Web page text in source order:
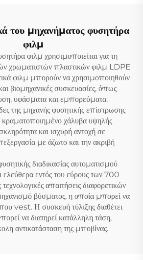
του μηχανήματος φυσητήρα
φιλμ
φιλμ χρησιμοποιείται για τη
χρωματιστών πλαστικών φιλμ LDPE
φιλμ μπορούν να χρησιμοποιηθούν
βιομηχανικές συσκευασίες, όπως
υφάσματα και εμπορεύματα.
της μηχανής φυσητικής επίστρωσης
κραματοποιημένο χάλυβα υψηλής
και ισχυρή αντοχή σε
με άζωτο και την ακριβή
διαδικασίας αυτοματισμού
ελεύθερα εντός του εύρους των 700
απαιτήσεις διαφορετικών
βύσματος, η οποία μπορεί να
vest. Η συσκευή τύλιξης διαθέτει
να διατηρεί κατάλληλη τάση,
αντικατάσταση της μποβίνας.